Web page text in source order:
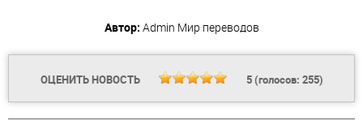
Автор: Admin Мир переводов
ОЦЕНИТЬ НОВОСТЬ 5(голосов: 255)